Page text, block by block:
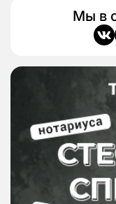
Мы в